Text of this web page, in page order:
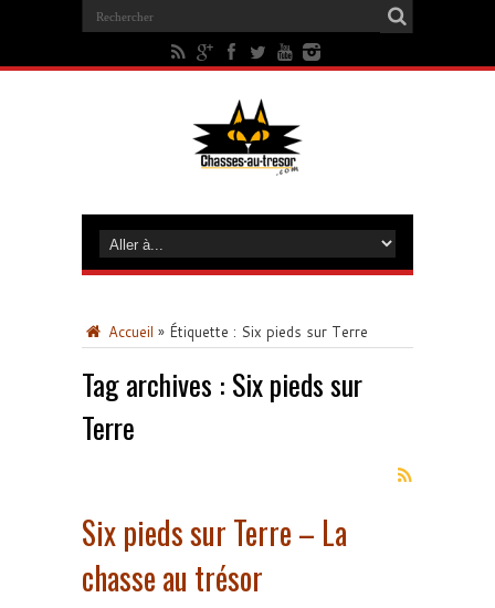
Accueil » Étiquette : Six pieds sur Terre
Tag archives : Six pieds sur
Terre
Six pieds sur Terre – La
chasse au trésor